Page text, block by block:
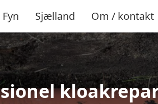
Fyn Sjælland Om / kontakt